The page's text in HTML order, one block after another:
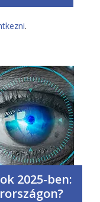
.
2025-ben: